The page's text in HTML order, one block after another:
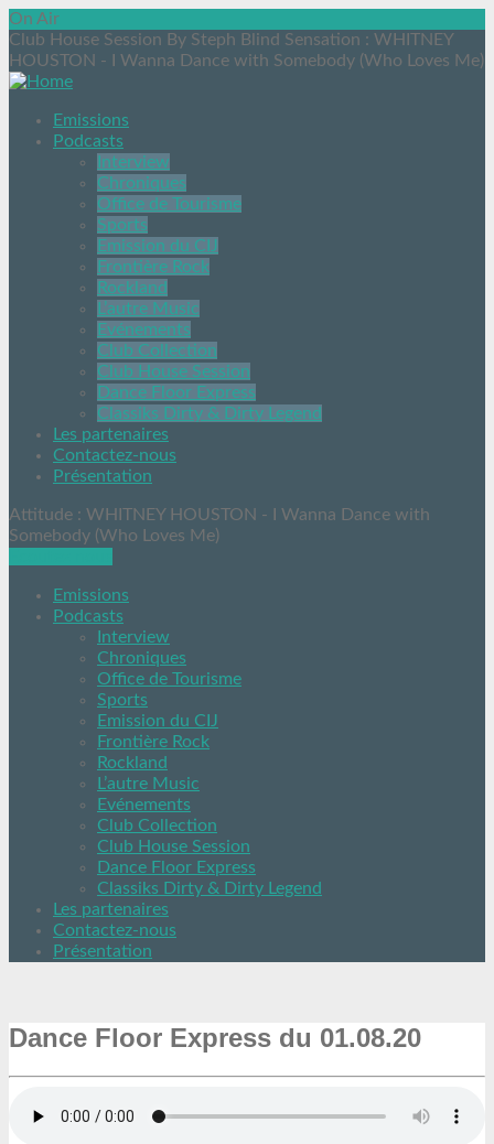
On Air
Club House Session By Steph Blind Sensation : WHITNEY
HOUSTON - I Wanna Dance with Somebody (Who Loves Me)
Emissions
Podcasts
Interview
Chroniques
Office de Tourisme
Sports
Emission du CIJ
Frontière Rock
Rockland
L’autre Music
Evénements
Club Collection
Club House Session
Dance Floor Express
Classiks Dirty & Dirty Legend
Les partenaires
Contactez-nous
Présentation
Attitude : WHITNEY HOUSTON - I Wanna Dance with
Somebody (Who Loves Me)
Emissions
Podcasts
Interview
Chroniques
Office de Tourisme
Sports
Emission du CIJ
Frontière Rock
Rockland
L’autre Music
Evénements
Club Collection
Club House Session
Dance Floor Express
Classiks Dirty & Dirty Legend
Les partenaires
Contactez-nous
Présentation
Dance Floor Express du 01.08.20